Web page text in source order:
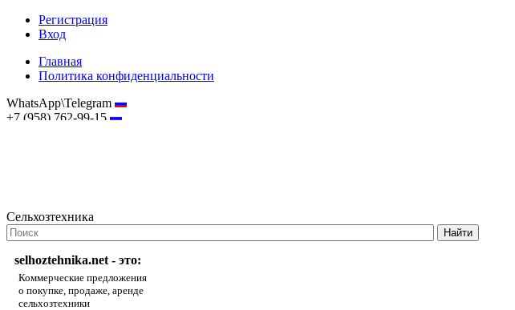
Регистрация
Вход
Главная
Политика конфиденциальности
WhatsApp\Telegram
+7 (958) 762-99-15
Сельхозтехника
selhoztehnika.net - это:
Коммерческие предложения
о покупке, продаже, аренде
сельхозтехники